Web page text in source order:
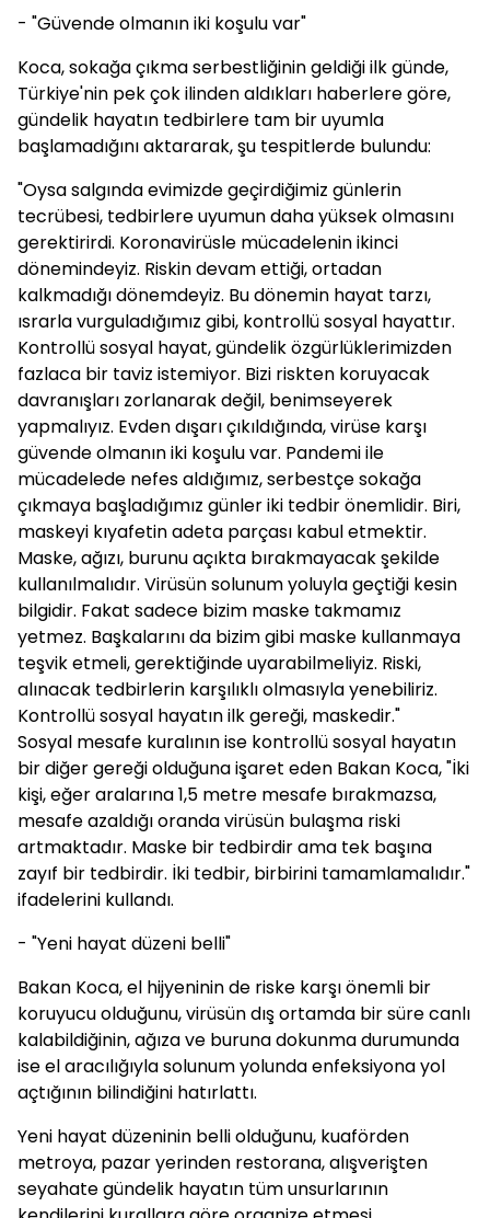
- "Güvende olmanın iki koşulu var"
Koca, sokağa çıkma serbestliğinin geldiği ilk günde,
Türkiye'nin pek çok ilinden aldıkları haberlere göre,
gündelik hayatın tedbirlere tam bir uyumla
başlamadığını aktararak, şu tespitlerde bulundu:
"Oysa salgında evimizde geçirdiğimiz günlerin
tecrübesi, tedbirlere uyumun daha yüksek olmasını
gerektirirdi. Koronavirüsle mücadelenin ikinci
dönemindeyiz. Riskin devam ettiği, ortadan
kalkmadığı dönemdeyiz. Bu dönemin hayat tarzı,
ısrarla vurguladığımız gibi, kontrollü sosyal hayattır.
Kontrollü sosyal hayat, gündelik özgürlüklerimizden
fazlaca bir taviz istemiyor. Bizi riskten koruyacak
davranışları zorlanarak değil, benimseyerek
yapmalıyız. Evden dışarı çıkıldığında, virüse karşı
güvende olmanın iki koşulu var. Pandemi ile
mücadelede nefes aldığımız, serbestçe sokağa
çıkmaya başladığımız günler iki tedbir önemlidir. Biri,
maskeyi kıyafetin adeta parçası kabul etmektir.
Maske, ağızı, burunu açıkta bırakmayacak şekilde
kullanılmalıdır. Virüsün solunum yoluyla geçtiği kesin
bilgidir. Fakat sadece bizim maske takmamız
yetmez. Başkalarını da bizim gibi maske kullanmaya
teşvik etmeli, gerektiğinde uyarabilmeliyiz. Riski,
alınacak tedbirlerin karşılıklı olmasıyla yenebiliriz.
Kontrollü sosyal hayatın ilk gereği, maskedir."
Sosyal mesafe kuralının ise kontrollü sosyal hayatın
bir diğer gereği olduğuna işaret eden Bakan Koca, "İki
kişi, eğer aralarına 1,5 metre mesafe bırakmazsa,
mesafe azaldığı oranda virüsün bulaşma riski
artmaktadır. Maske bir tedbirdir ama tek başına
zayıf bir tedbirdir. İki tedbir, birbirini tamamlamalıdır."
ifadelerini kullandı.
- "Yeni hayat düzeni belli"
Bakan Koca, el hijyeninin de riske karşı önemli bir
koruyucu olduğunu, virüsün dış ortamda bir süre canlı
kalabildiğinin, ağıza ve buruna dokunma durumunda
ise el aracılığıyla solunum yolunda enfeksiyona yol
açtığının bilindiğini hatırlattı.
Yeni hayat düzeninin belli olduğunu, kuaförden
metroya, pazar yerinden restorana, alışverişten
seyahate gündelik hayatın tüm unsurlarının